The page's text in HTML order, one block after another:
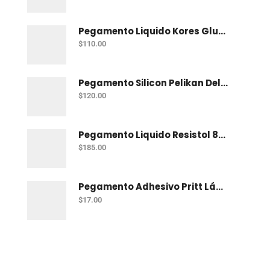
Pegamento Liquido Kores Glukids 1 Lt
$110.00
Pegamento Silicon Pelikan Delgado 1 Kg
$120.00
Pegamento Liquido Resistol 850 1 Lt
$185.00
Pegamento Adhesivo Pritt Lápiz 11 Gr
$17.00